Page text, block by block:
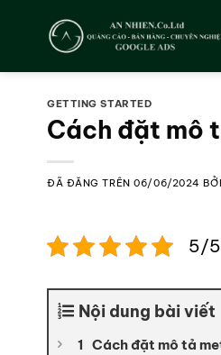
dung
GETTING STARTED
Cách đặt mô
ĐÃ ĐĂNG TRÊN06/06/2024 BỞI
5/5
Nội dung bài viết
Cách đặt mô tả